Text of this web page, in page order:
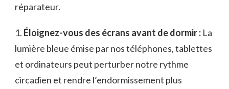
réparateur.
1.​ Éloignez-vous des écrans avant de dormir : La
‌lumière bleue émise‍ par nos téléphones, tablettes
et ordinateurs peut perturber notre rythme
circadien⁣ et rendre l’endormissement plus